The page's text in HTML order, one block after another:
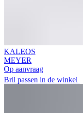
KALEOS
MEYER
Op aanvraag
Bril passen in de winkel